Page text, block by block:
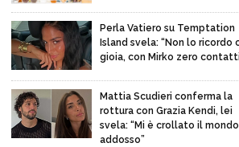
Perla Vatiero su Temptation
Island svela: “Non lo ricordo
gioia, con Mirko zero
Mattia Scudieri conferma la
rottura con Grazia Kendi, lei
svela: “Mi è crollato il mondo
addosso”